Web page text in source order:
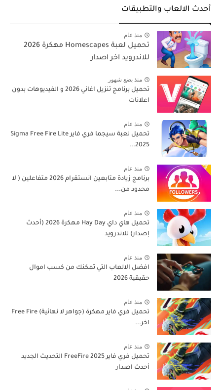
أحدث الالعاب والتطبيقات
منذ عام
تحميل لعبة Homescapes مهكرة 2026
للاندرويد اخر اصدار
منذ بضع شهور
تحميل برنامج تنزيل اغاني 2026 و الفيديوهات بدون
اعلانات
منذ عام
تحميل لعبة سيجما فري فاير Sigma Free Fire Lite
2025...
منذ عام
برنامج زيادة متابعين انستقرام 2026 متفاعلين ( لا
محدود من...
منذ عام
تحميل هاي داي Hay Day مهكرة 2026 (أحدث
إصدار) للاندرويد
منذ عام
افضل الالعاب التي تمكنك من كسب اموال
حقيقية 2026
منذ عام
تحميل فري فاير مهكرة (جواهر لا نهائية) Free Fire
اخر...
منذ عام
تحميل فري فاير 2025 FreeFire التحديث الجديد
أحدث اصدار